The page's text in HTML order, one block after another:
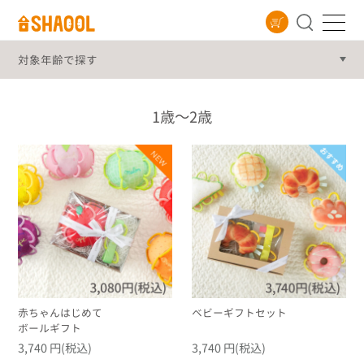
1歳～2歳
赤ちゃんはじめて
ボールギフト
3,740 円(税込)
ベビーギフトセット
3,740 円(税込)
対象年齢